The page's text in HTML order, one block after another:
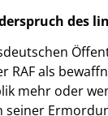
des
RAF als
mehr oder
seiner